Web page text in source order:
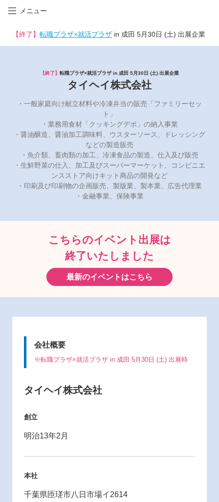
メニュー
【終了】 転職プラザ×就活プラザ in 成田 5月30日 (土) 出展企業
【終了】 転職プラザ×就活プラザ in 成田 5月30日 (土) 出展企業
タイヘイ株式会社
・一般家庭向け献立材料や冷凍弁当の販売「ファミリーセッ
ト」
・業務用食材「クッキングデポ」の納入事業
・醤油醸造、醤油加工調味料、ウスターソース、ドレッシング
などの製造販売
・魚介類、畜肉類の加工、冷凍食品の製造、仕入及び販売
・生鮮野菜の仕入、加工及びスーパーマーケット、コンビニエ
ンスストア向けキット商品の開発など
・印刷及び印刷物の企画販売、製版業、製本業、広告代理業
・金融事業、保険事業
こちらのイベント出展は
終了いたしました
最新のイベントはこちら
会社概要
※転職プラザ×就活プラザ in 成田 5月30日 (土) 出展時
タイヘイ株式会社
創立
明治13年2月
本社
千葉県匝瑳市八日市場イ2614